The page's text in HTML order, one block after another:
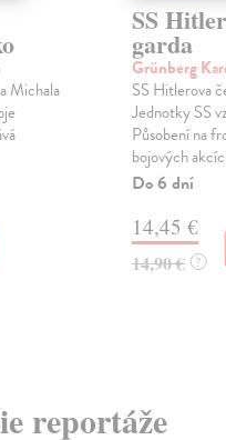
Michala
SS
garda
Grünberg
SS Hitlerova
Jednotky SS
Působení na
bojových
Do 6 dní
14,45 €
14,90 € ?
reportáže